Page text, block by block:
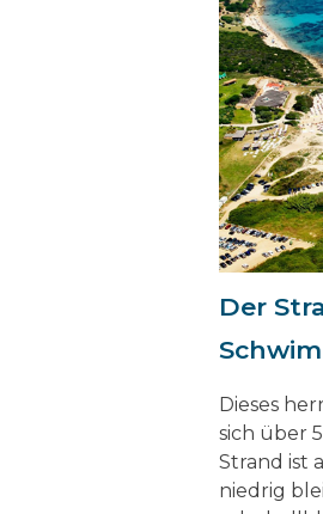
Der
Dieses
sich über
Strand ist
niedrig